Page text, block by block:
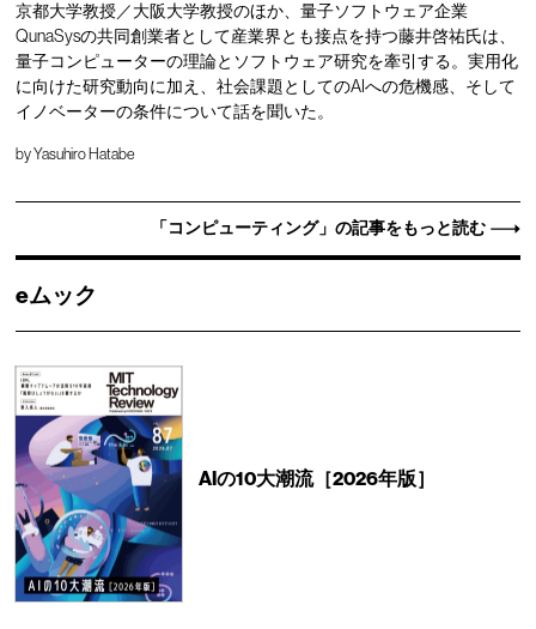
京都大学教授／大阪大学教授のほか、量子ソフトウェア企業
QunaSysの共同創業者として産業界とも接点を持つ藤井啓祐氏は、
量子コンピューターの理論とソフトウェア研究を牽引する。実用化
に向けた研究動向に加え、社会課題としてのAIへの危機感、そして
イノベーターの条件について話を聞いた。
byYasuhiro Hatabe
「コンピューティング」の記事をもっと読む
eムック
AIの10大潮流［2026年版］